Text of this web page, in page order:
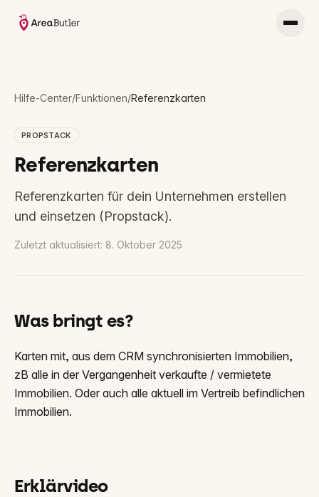
Hilfe-Center/Funktionen/Referenzkarten
PROPSTACK
Referenzkarten
Referenzkarten für dein Unternehmen erstellen
und einsetzen (Propstack).
Zuletzt aktualisiert: 8. Oktober 2025
Was bringt es?
Karten mit, aus dem CRM synchronisierten Immobilien,
zB alle in der Vergangenheit verkaufte / vermietete
Immobilien. Oder auch alle aktuell im Vertreib befindlichen
Immobilien.
Erklärvideo